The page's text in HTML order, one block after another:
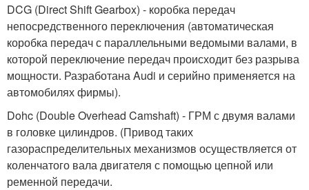
DCG (Direct Shift Gearbox) - коробка передач
непосредственного переключения (автоматическая
коробка передач с параллельными ведомыми валами, в
которой переключение передач происходит без разрыва
мощности. Разработана Audi и серийно применяется на
автомобилях фирмы).
Dohc (Double Overhead Camshaft) - ГРМ с двумя валами
в головке цилиндров. (Привод таких
газораспределительных механизмов осуществляется от
коленчатого вала двигателя с помощью цепной или
ременной передачи.